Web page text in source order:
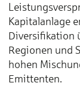
Kapitalanlage
Diversifikation
Regionen und
hohen
Emittenten.